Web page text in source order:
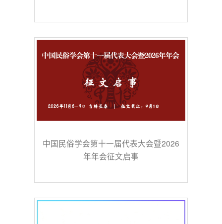
中国民俗学会第十一届代表大会暨2026
年年会征文启事